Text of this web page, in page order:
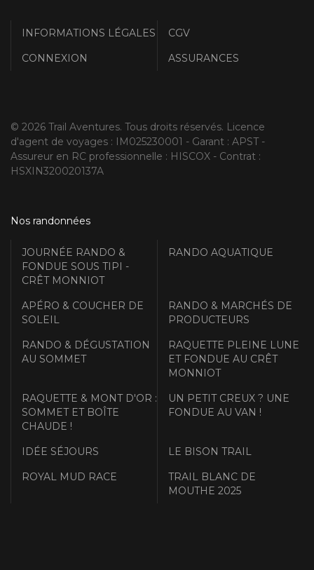
INFORMATIONS LÉGALES
CGV
CONNEXION
ASSURANCES
© 2026 Trail Aventures. Tous droits réservés. Licence
d'agent de voyages : IM025230001 - Garant : APST -
Assureur en RC professionnelle : HISCOX - Contrat :
HSXIN320020137A
Nos randonnées
JOURNÉE RANDO &
FONDUE SOUS TIPI -
CRÊT MONNIOT
RANDO AQUATIQUE
APÉRO & COUCHER DE
SOLEIL
RANDO & MARCHÉS DE
PRODUCTEURS
RANDO & DÉGUSTATION
AU SOMMET
RAQUETTE PLEINE LUNE
ET FONDUE AU CRÊT
MONNIOT
RAQUETTE & MONT D'OR :
SOMMET ET BOÎTE
CHAUDE !
UN PETIT CREUX ? UNE
FONDUE AU VAN !
IDÉE SÉJOURS
LE BISON TRAIL
ROYAL MUD RACE
TRAIL BLANC DE
MOUTHE 2025